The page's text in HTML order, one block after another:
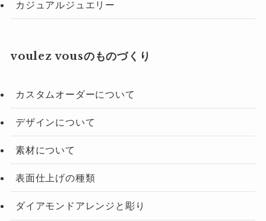
カジュアルジュエリー
voulez vousのものづくり
カスタムオーダーについて
デザインについて
素材について
表面仕上げの種類
ダイアモンドアレンジと彫り